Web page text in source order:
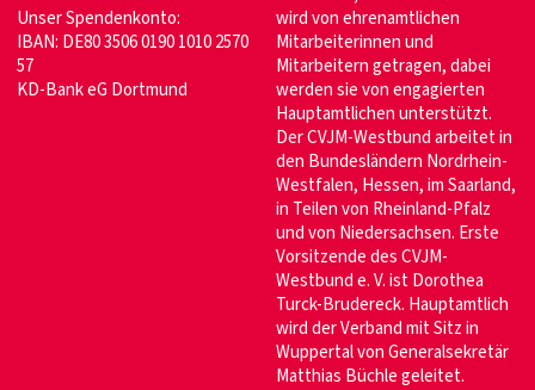
Unser Spendenkonto:
IBAN: DE80 3506 0190 1010 2570
57
KD-Bank eG Dortmund
wird von ehrenamtlichen
Mitarbeiterinnen und
Mitarbeitern getragen, dabei
werden sie von engagierten
Hauptamtlichen unterstützt.
Der CVJM-Westbund arbeitet in
den Bundesländern Nordrhein-
Westfalen, Hessen, im Saarland,
in Teilen von Rheinland-Pfalz
und von Niedersachsen. Erste
Vorsitzende des CVJM-
Westbund e. V. ist Dorothea
Turck-Brudereck. Hauptamtlich
wird der Verband mit Sitz in
Wuppertal von Generalsekretär
Matthias Büchle geleitet.